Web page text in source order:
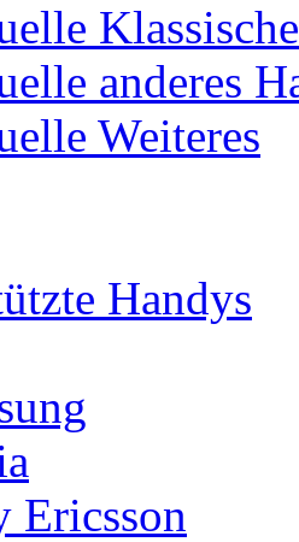
anderes
Weiteres
Handys
Ericsson